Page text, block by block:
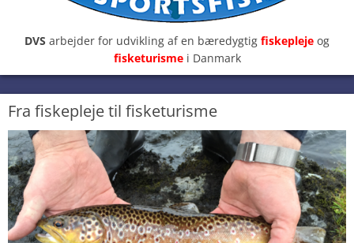
DVS arbejder for udvikling af en bæredygtig fiskepleje og
fisketurisme i Danmark
Fra fiskepleje til fisketurisme